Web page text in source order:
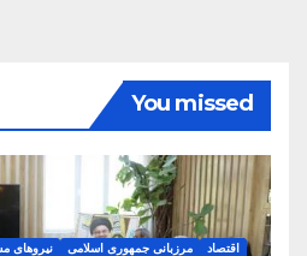
You missed
اقتصاد مرزبانی جمهوری اسلامی نیروهای